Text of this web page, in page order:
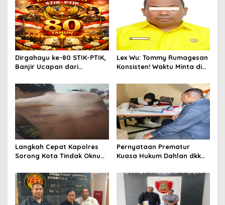
Dirgahayu ke-80 STIK-PTIK,
Banjir Ucapan dari
Kapolda.
Lex Wu: Tommy Rumagesan
Konsisten! Waktu Minta di
Kuning, Waktu MenCoblos
Juga pakai Kaos Kuning.
Langkah Cepat Kapolres
Sorong Kota Tindak Oknum
Kekerasan Brutal Terhadap
Anak
Pernyataan Prematur
Kuasa Hukum Dahlan dkk
Putusan PK Isaak
Boekorsjom Belum
Dipublikasikan